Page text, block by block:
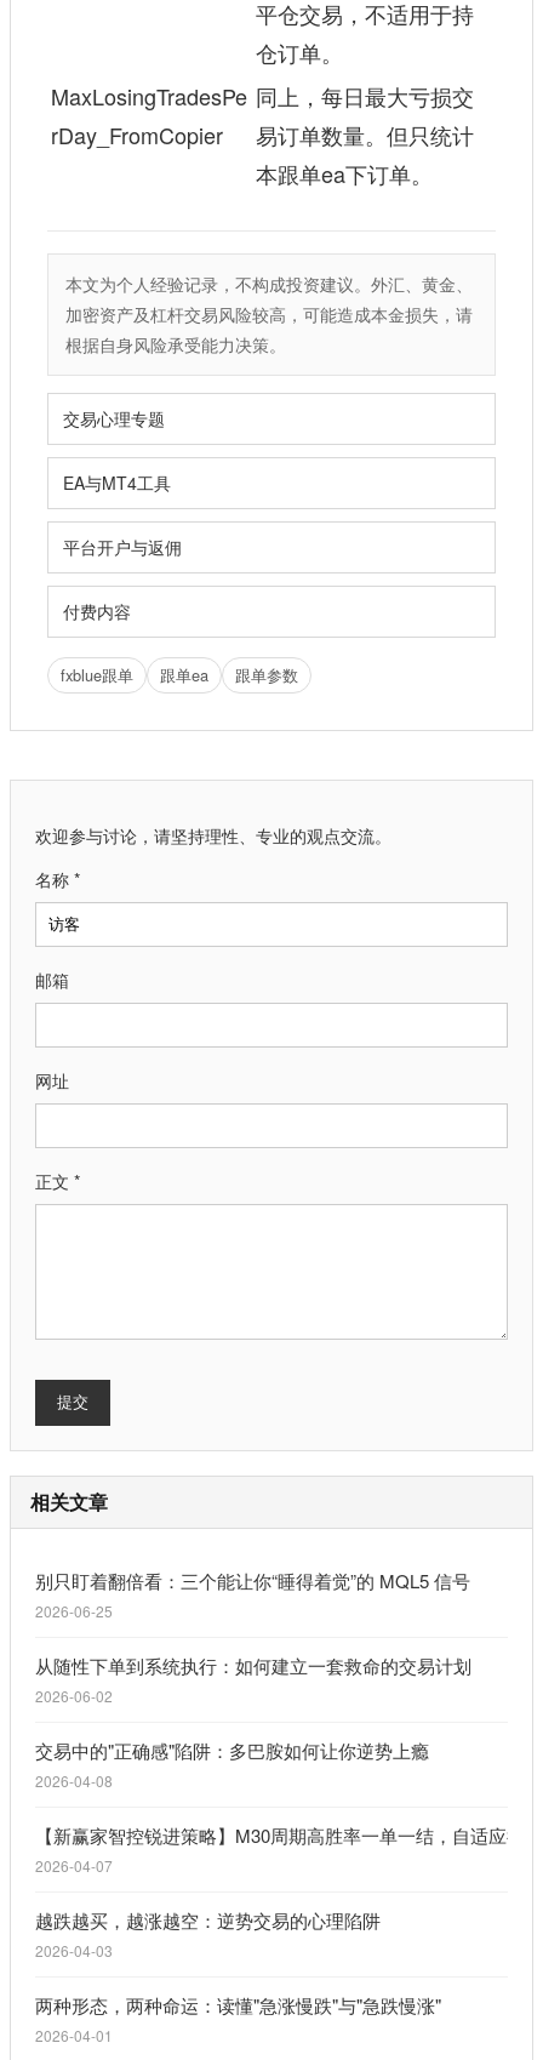
平仓交易，不适用于持
仓订单。
MaxLosingTradesPe
rDay_FromCopier
同上，每日最大亏损交
易订单数量。但只统计
本跟单ea下订单。
本文为个人经验记录，不构成投资建议。外汇、黄金、
加密资产及杠杆交易风险较高，可能造成本金损失，请
根据自身风险承受能力决策。
交易心理专题
EA与MT4工具
平台开户与返佣
付费内容
fxblue跟单 跟单ea 跟单参数
欢迎参与讨论，请坚持理性、专业的观点交流。
名称 *
邮箱
网址
正文 *
提交
相关文章
别只盯着翻倍看：三个能让你“睡得着觉”的 MQL5 信号
2026-06-25
从随性下单到系统执行：如何建立一套救命的交易计划
2026-06-02
交易中的"正确感"陷阱：多巴胺如何让你逆势上瘾
2026-04-08
【新赢家智控锐进策略】M30周期高胜率一单一结，自适应行
2026-04-07
越跌越买，越涨越空：逆势交易的心理陷阱
2026-04-03
两种形态，两种命运：读懂"急涨慢跌"与"急跌慢涨"
2026-04-01